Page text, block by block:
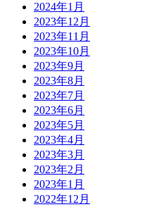
2024年1月
2023年12月
2023年11月
2023年10月
2023年9月
2023年8月
2023年7月
2023年6月
2023年5月
2023年4月
2023年3月
2023年2月
2023年1月
2022年12月